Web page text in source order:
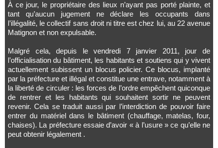
À ce jour, le propriétaire des lieux n’ayant pas porté plainte, et
tant qu’aucun jugement ne déclare les occupants dans
l’illégalité, le collectif sans droit ni titre est chez lui, au 22 avenue
Matignon et non expulsable.
Malgré cela, depuis le vendredi 7 janvier 2011, jour de
l’officialisation du bâtiment, les habitants et soutiens qui y vivent
actuellement subissent un blocus policier. Ce blocus, implanté
par la préfecture et illégal et constitue une entrave, notamment à
la liberté de circuler : les forces de l’ordre empêchent quiconque
de rentrer et les habitants qui souhaitent sortir ne peuvent
revenir. Cela se traduit aussi par l’interdiction de pouvoir faire
entrer du matériel dans le bâtiment (chauffage, matelas, four,
chaises). La préfecture essaie d’avoir « à l’usure » ce qu’elle ne
peut obtenir légalement .